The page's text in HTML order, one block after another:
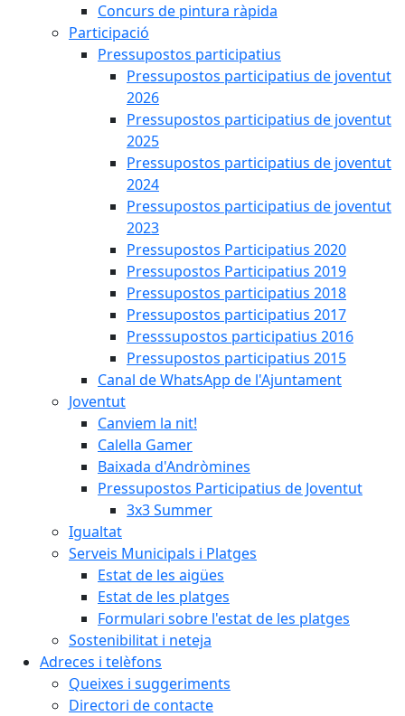
Concurs de pintura ràpida
Participació
Pressupostos participatius
Pressupostos participatius de joventut
2026
Pressupostos participatius de joventut
2025
Pressupostos participatius de joventut
2024
Pressupostos participatius de joventut
2023
Pressupostos Participatius 2020
Pressupostos Participatius 2019
Pressupostos participatius 2018
Pressupostos participatius 2017
Presssupostos participatius 2016
Pressupostos participatius 2015
Canal de WhatsApp de l'Ajuntament
Joventut
Canviem la nit!
Calella Gamer
Baixada d'Andròmines
Pressupostos Participatius de Joventut
3x3 Summer
Igualtat
Serveis Municipals i Platges
Estat de les aigües
Estat de les platges
Formulari sobre l'estat de les platges
Sostenibilitat i neteja
Adreces i telèfons
Queixes i suggeriments
Directori de contacte